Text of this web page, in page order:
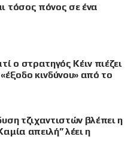
τόσος πόνος σε ένα
ο στρατηγός Κέιν πιέζει
κινδύνου» από το
τζιχαντιστών βλέπει η
απειλή” λέει η